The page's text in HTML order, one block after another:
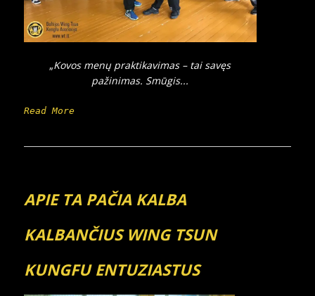
„Kovos menų praktikavimas – tai savęs
pažinimas. Smūgis...
Read More
APIE TA PAČIA KALBA
KALBANČIUS WING TSUN
KUNGFU ENTUZIASTUS